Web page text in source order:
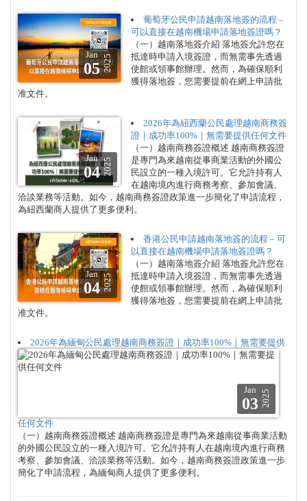
Jan
052025
葡萄牙公民申請越南落地簽的流程 –
可以直接在越南機場申請落地簽證嗎？
（一）越南落地簽介紹 落地簽允許您在
抵達時申請入境簽證，而無需事先透過
使館或領事館辦理。然而，為確保順利
獲得落地簽，您需要提前在網上申請批
准文件。
Jan
042025
2026年為紐西蘭公民處理越南商務簽
證｜成功率100%｜無需要提供任何文件
（一）越南商務簽證概述 越南商務簽證
是專門為來越南從事商業活動的外國公
民設立的一種入境許可。它允許持有人
在越南境內進行商務考察、參加會議、
洽談業務等活動。如今，越南商務簽證政策進一步簡化了申請流程，
為紐西蘭商人提供了更多便利。
Jan
042025
香港公民申請越南落地簽的流程 – 可
以直接在越南機場申請落地簽證嗎？
（一）越南落地簽介紹 落地簽允許您在
抵達時申請入境簽證，而無需事先透過
使館或領事館辦理。然而，為確保順利
獲得落地簽，您需要提前在網上申請批
准文件。
Jan
03 2025
2026年為緬甸公民處理越南商務簽證｜成功率100%｜無需要提供
任何文件
（一）越南商務簽證概述 越南商務簽證是專門為來越南從事商業活動
的外國公民設立的一種入境許可。它允許持有人在越南境內進行商務
考察、參加會議、洽談業務等活動。如今，越南商務簽證政策進一步
簡化了申請流程，為緬甸商人提供了更多便利。